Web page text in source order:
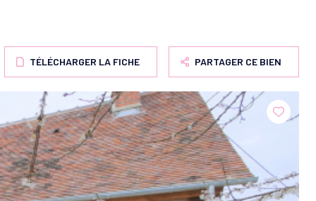
TÉLÉCHARGER LA FICHE PARTAGER CE BIEN